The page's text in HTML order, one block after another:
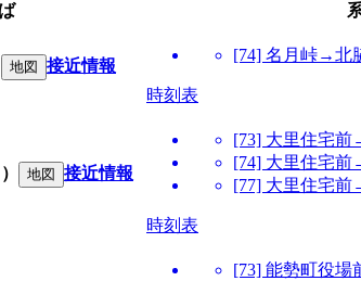
地図 接近情報
[74] 名月峠→
時刻表
地図 接近情報
[73] 大里住宅
[74] 大里住宅
[77] 大里住宅
時刻表
[73] 能勢町役